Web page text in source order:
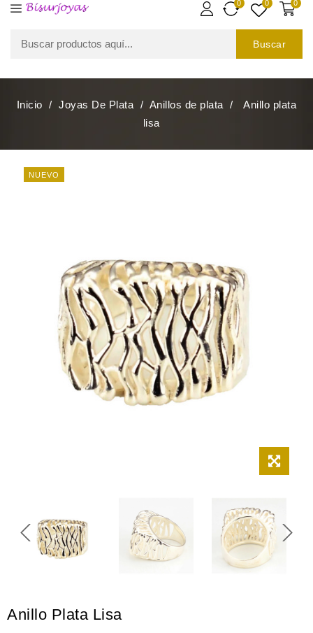
0
0
0
Buscar
Inicio Joyas De Plata Anillos de plata
Anillo plata
lisa
NUEVO
Anillo Plata Lisa